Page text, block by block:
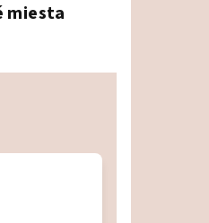
miesta